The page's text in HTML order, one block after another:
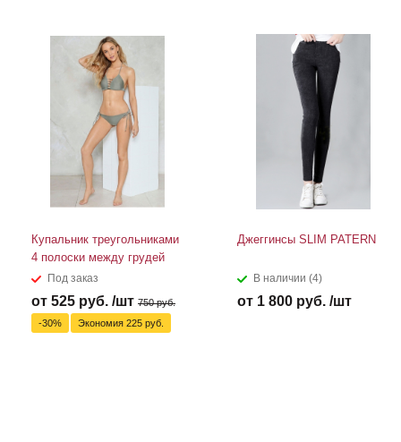
Купальник треугольниками
4 полоски между грудей
Под заказ
от 525 руб. /шт 750 руб.
-30%
Экономия 225 руб.
Джеггинсы SLIM PATERN
В наличии (4)
от 1 800 руб. /шт